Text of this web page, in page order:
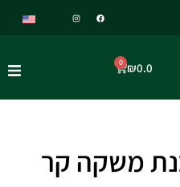
₪0.0
0
משקה קר